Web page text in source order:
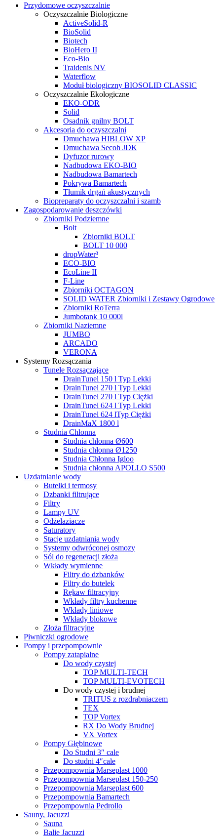
Przydomowe oczyszczalnie
Oczyszczalnie Biologiczne
ActiveSolid-R
BioSolid
Biotech
BioHero II
Eco-Bio
Traidenis NV
Waterflow
Moduł biologiczny BIOSOLID CLASSIC
Oczyszczalnie Ekologiczne
EKO-ODR
Solid
Osadnik gnilny BOLT
Akcesoria do oczyszczalni
Dmuchawa HIBLOW XP
Dmuchawa Secoh JDK
Dyfuzor rurowy
Nadbudowa EKO-BIO
Nadbudowa Bamartech
Pokrywa Bamartech
Tłumik drgań akustycznych
Biopreparaty do oczyszczalni i szamb
Zagospodarowanie deszczówki
Zbiorniki Podziemne
Bolt
Zbiorniki BOLT
BOLT 10 000
dropWater³
ECO-BIO
EcoLine II
F-Line
Zbiorniki OCTAGON
SOLID WATER Zbiorniki i Zestawy Ogrodowe
Zbiorniki RoTerra
Jumbotank 10 000l
Zbiorniki Naziemne
JUMBO
ARCADO
VERONA
Systemy Rozsączania
Tunele Rozsączające
DrainTunel 150 l Typ Lekki
DrainTunel 270 l Typ Lekki
DrainTunel 270 l Typ Ciężki
DrainTunel 624 l Typ Lekki
DrainTunel 624 lTyp Ciężki
DrainMaX 1800 l
Studnia Chłonna
Studnia chłonna Ø600
Studnia chłonna Ø1250
Studnia Chłonna Igloo
Studnia chłonna APOLLO S500
Uzdatnianie wody
Butelki i termosy
Dzbanki filtrujące
Filtry
Lampy UV
Odżelaziacze
Saturatory
Stacje uzdatniania wody
Systemy odwróconej osmozy
Sól do regeneracji złoża
Wkłady wymienne
Filtry do dzbanków
Filtry do butelek
Rękaw filtracyjny
Wkłady filtry kuchenne
Wkłady liniowe
Wkłady blokowe
Złoża filtracyjne
Piwniczki ogrodowe
Pompy i przepompownie
Pompy zatapialne
Do wody czystej
TOP MULTI-TECH
TOP MULTI-EVOTECH
Do wody czystej i brudnej
TRITUS z rozdrabniaczem
TEX
TOP Vortex
RX Do Wody Brudnej
VX Vortex
Pompy Głębinowe
Do Studni 3″ cale
Do studni 4″cale
Przepompownia Marseplast 1000
Przepompownia Marseplast 150-250
Przepompownia Marseplast 600
Przepompownia Bamartech
Przepompownia Pedrollo
Sauny, Jacuzzi
Sauna
Balie Jacuzzi